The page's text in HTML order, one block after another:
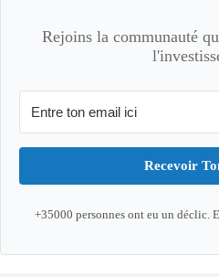
Rejoins la communauté
Recevoir
+35000 personnes ont eu un déclic.